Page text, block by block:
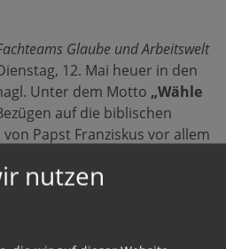
Glaube und Arbeitswelt
12. Mai heuer in den
Unter dem Motto „Wähle
auf die biblischen
Papst Franziskus vor allem
hat die Beschreibung
konnten schon viele
lernen – mehrfach auch
nutzen